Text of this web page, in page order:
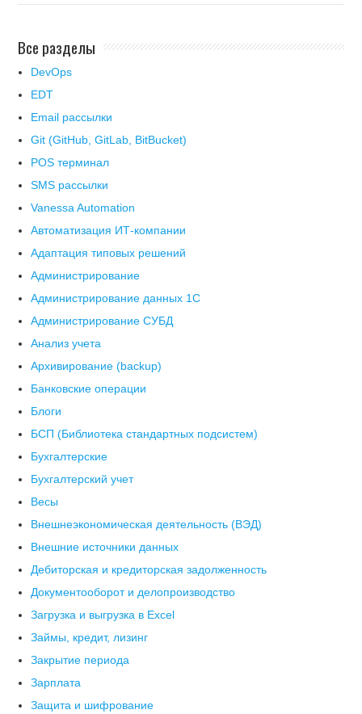
Все разделы
DevOps
EDT
Email рассылки
Git (GitHub, GitLab, BitBucket)
POS терминал
SMS рассылки
Vanessa Automation
Автоматизация ИТ-компании
Адаптация типовых решений
Администрирование
Администрирование данных 1С
Администрирование СУБД
Анализ учета
Архивирование (backup)
Банковские операции
Блоги
БСП (Библиотека стандартных подсистем)
Бухгалтерские
Бухгалтерский учет
Весы
Внешнеэкономическая деятельность (ВЭД)
Внешние источники данных
Дебиторская и кредиторская задолженность
Документооборот и делопроизводство
Загрузка и выгрузка в Excel
Займы, кредит, лизинг
Закрытие периода
Зарплата
Защита и шифрование